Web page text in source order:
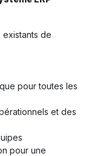
existants de
pour toutes les
et des
pour une